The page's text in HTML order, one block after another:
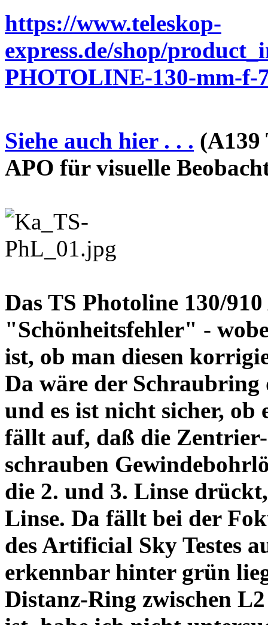
https://www.teleskop-
express.de/shop/
PHOTOLINE-130-mm-f-
Siehe auch hier . . . (A139
APO für visuelle
Das TS Photoline 130/
"Schönheitsfehler" -
ist, ob man diesen
Da wäre der
und es ist nicht sicher,
fällt auf, daß die Zentrier-
schrauben
die 2. und 3. Linse
Linse. Da fällt bei der
des Artificial Sky Testes
erkennbar hinter grün
Distanz-Ring zwischen